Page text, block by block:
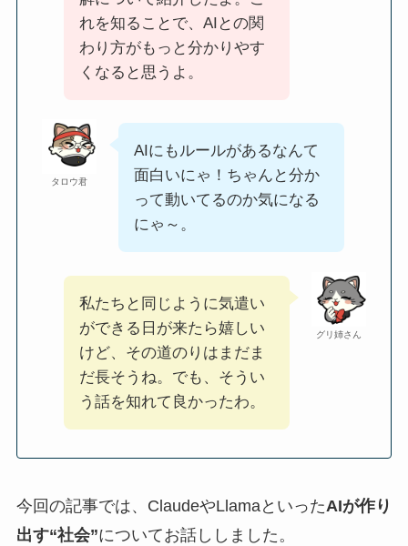
れを知ることで、AIとの関
わり方がもっと分かりやす
くなると思うよ。
タロウ君
AIにもルールがあるなんて
面白いにゃ！ちゃんと分か
って動いてるのか気になる
にゃ～。
グリ姉さん
私たちと同じように気遣い
ができる日が来たら嬉しい
けど、その道のりはまだま
だ長そうね。でも、そうい
う話を知れて良かったわ。
今回の記事では、ClaudeやLlamaといったAIが作り
出す“社会”についてお話ししました。